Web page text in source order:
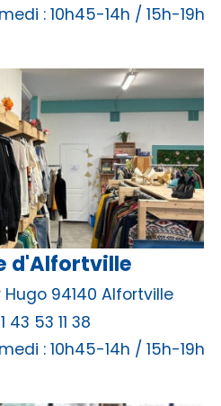
: 10h45-14h / 15h-19h
d'Alfortville
Hugo 94140 Alfortville
43 53 11 38
: 10h45-14h / 15h-19h